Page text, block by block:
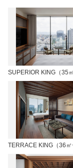
SUPERIOR KING（35
TERRACE KING（36㎡